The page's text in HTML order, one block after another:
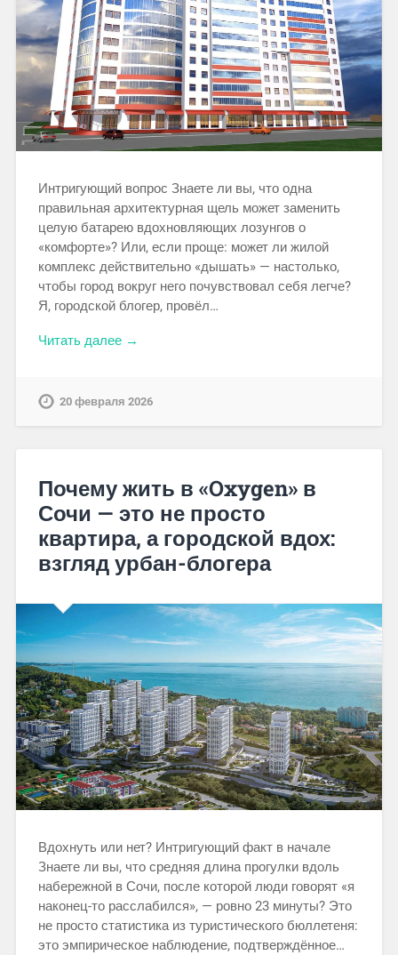
Интригующий вопрос Знаете ли вы, что одна
правильная архитектурная щель может заменить
целую батарею вдохновляющих лозунгов о
«комфорте»? Или, если проще: может ли жилой
комплекс действительно «дышать» — настолько,
чтобы город вокруг него почувствовал себя легче?
Я, городской блогер, провёл…
Читать далее →
20 февраля 2026
Почему жить в «Oxygen» в
Сочи — это не просто
квартира, а городской вдох:
взгляд урбан-блогера
Вдохнуть или нет? Интригующий факт в начале
Знаете ли вы, что средняя длина прогулки вдоль
набережной в Сочи, после которой люди говорят «я
наконец-то расслабился», — ровно 23 минуты? Это
не просто статистика из туристического бюллетеня:
это эмпирическое наблюдение, подтверждённое…